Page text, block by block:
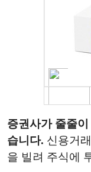
증권사가 줄줄
습니다. 신용거
을 빌려 주식에